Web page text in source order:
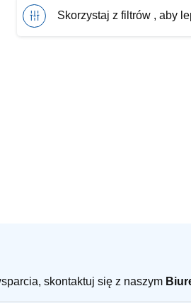
Skorzystaj z filtrów , aby
skontaktuj się z naszym